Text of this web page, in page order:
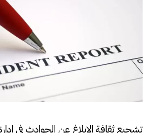
الإبلاغ
عن
الحوادث
تشجيع ثقافة الإبلاغ عن الحوادث في